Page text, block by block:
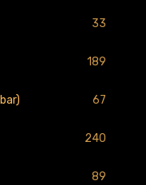
33
189
67
240
89